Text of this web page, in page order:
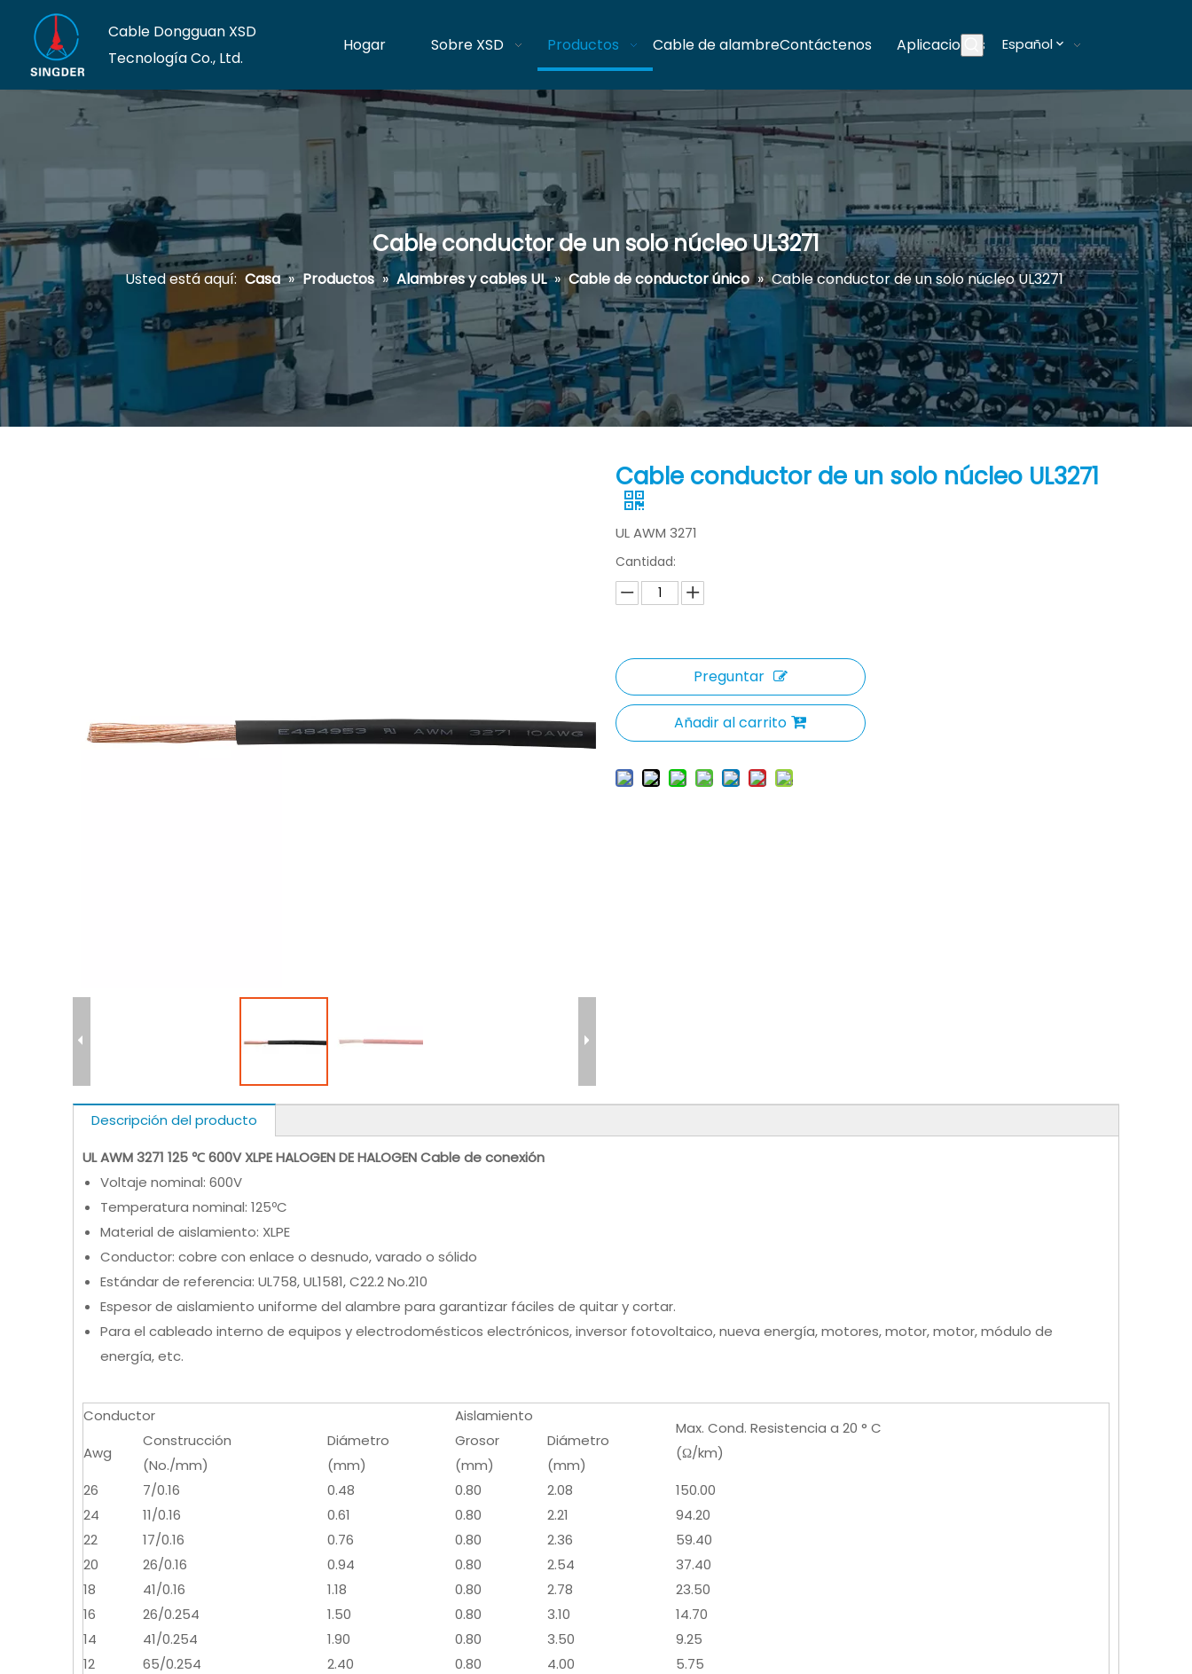
Cable Dongguan XSD
Tecnología Co., Ltd.
Hogar Sobre XSD Productos Cable de alambreContáctenos Aplicaciones Blogs
Español
Cable conductor de un solo núcleo UL3271
Usted está aquí: Casa » Productos » Alambres y cables UL » Cable de conductor único » Cable conductor de un solo núcleo UL3271
Cable conductor de un solo núcleo UL3271
UL AWM 3271
Cantidad:
Preguntar
Añadir al carrito
Descripción del producto
UL AWM 3271 125 ℃ 600V XLPE HALOGEN DE HALOGEN Cable de conexión
Voltaje nominal: 600V
Temperatura nominal: 125ºC
Material de aislamiento: XLPE
Conductor: cobre con enlace o desnudo, varado o sólido
Estándar de referencia: UL758, UL1581, C22.2 No.210
Espesor de aislamiento uniforme del alambre para garantizar fáciles de quitar y cortar.
Para el cableado interno de equipos y electrodomésticos electrónicos, inversor fotovoltaico, nueva energía, motores, motor, motor, módulo de
energía, etc.
Conductor Aislamiento
Max. Cond. Resistencia a 20 ° C
(Ω/km)
Awg
Construcción
(No./mm)
Diámetro
(mm)
Grosor
(mm)
Diámetro
(mm)
26
7/0.16 0.48 0.80 2.08
150.00
24
11/0.16 0.61 0.80 2.21
94.20
22
17/0.16 0.76 0.80 2.36
59.40
20
26/0.16 0.94 0.80 2.54
37.40
18
41/0.16 1.18 0.80 2.78
23.50
16
26/0.254 1.50 0.80 3.10
14.70
14
41/0.254 1.90 0.80 3.50
9.25
12
65/0.254 2.40 0.80 4.00
5.75